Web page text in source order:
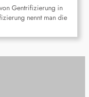
Gentrifizierung in
nennt man die